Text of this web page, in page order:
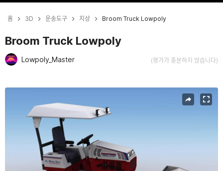
홈 3D 운송도구 지상 Broom Truck Lowpoly
Broom Truck Lowpoly
Lowpoly_Master (평가가 충분하지 않습니다)